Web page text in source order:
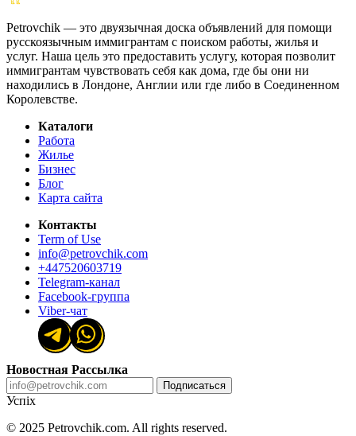
Petrovchik — это двуязычная доска объявлений для помощи
русскоязычным иммигрантам с поиском работы, жилья и
услуг. Наша цель это предоставить услугу, которая позволит
иммигрантам чувствовать себя как дома, где бы они ни
находились в Лондоне, Англии или где либо в Соединенном
Королевстве.
Каталоги
Работа
Жилье
Бизнес
Блог
Карта сайта
Контакты
Term of Use
info@petrovchik.com
+447520603719
Telegram-канал
Facebook-группа
Viber-чат
Новостная Рассылка
Подписаться
Успіх
© 2025 Petrovchik.com. All rights reserved.